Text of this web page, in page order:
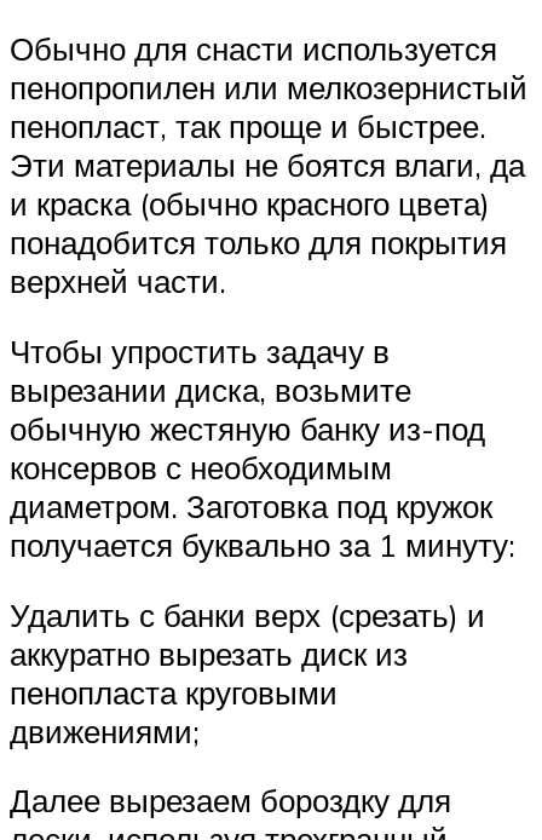
Обычно для снасти используется
пенопропилен или мелкозернистый
пенопласт, так проще и быстрее.
Эти материалы не боятся влаги, да
и краска (обычно красного цвета)
понадобится только для покрытия
верхней части.
Чтобы упростить задачу в
вырезании диска, возьмите
обычную жестяную банку из-под
консервов с необходимым
диаметром. Заготовка под кружок
получается буквально за 1 минуту:
Удалить с банки верх (срезать) и
аккуратно вырезать диск из
пенопласта круговыми
движениями;
Далее вырезаем бороздку для